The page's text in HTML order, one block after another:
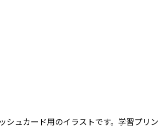
シュカード用のイラストです。学習プ